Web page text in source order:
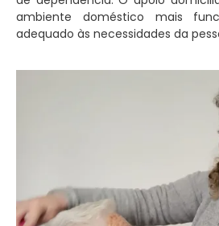
ambiente doméstico mais
adequado às necessidades da